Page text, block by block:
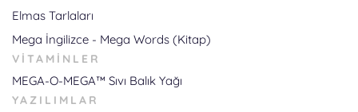
Elmas Tarlaları
Mega İngilizce - Mega Words (Kitap)
VITAMINLER
MEGA-O-MEGA™ Sıvı Balık Yağı
YAZILIMLAR